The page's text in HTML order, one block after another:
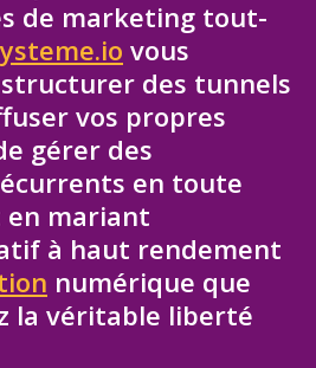
de marketing tout-
vous
des tunnels
vos propres
gérer des
en toute
en mariant
à haut rendement
numérique que
la véritable liberté